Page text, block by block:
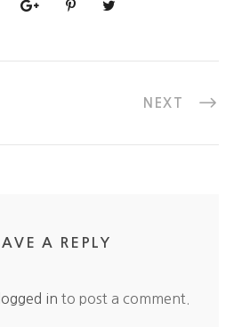
NEXT
A REPLY
logged in to post a comment.